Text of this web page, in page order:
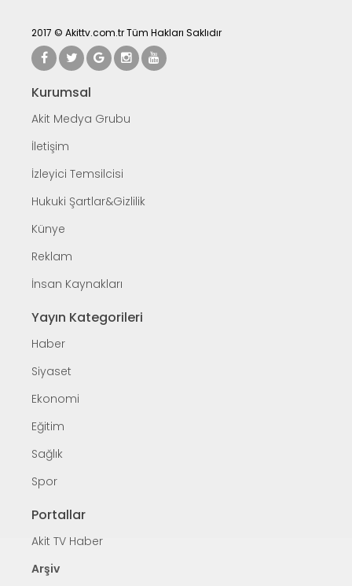
2017 © Akittv.com.tr Tüm Hakları Saklıdır
Kurumsal
Akit Medya Grubu
İletişim
İzleyici Temsilcisi
Hukuki Şartlar&Gizlilik
Künye
Reklam
İnsan Kaynakları
Yayın Kategorileri
Haber
Siyaset
Ekonomi
Eğitim
Sağlık
Spor
Portallar
Akit TV Haber
Arşiv